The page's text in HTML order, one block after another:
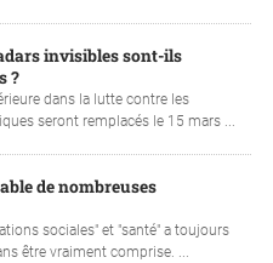
invisibles sont-ils
?
dans la lutte contre les
seront remplacés le 15 mars ...
de nombreuses
sociales" et "santé" a toujours
être vraiment comprise. ...